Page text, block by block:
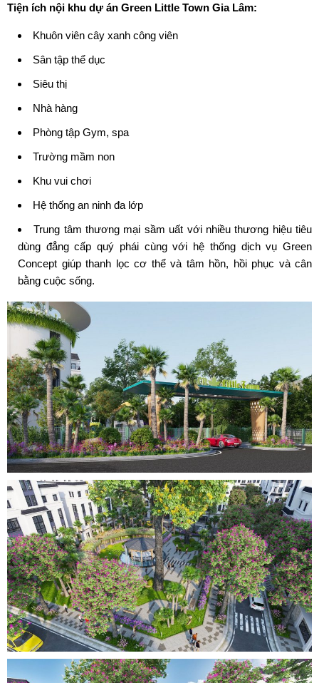
Tiện ích nội khu dự án Green Little Town Gia Lâm:
Khuôn viên cây xanh công viên
Sân tập thể dục
Siêu thị
Nhà hàng
Phòng tập Gym, spa
Trường mầm non
Khu vui chơi
Hệ thống an ninh đa lớp
Trung tâm thương mại sầm uất với nhiều thương hiệu tiêu
dùng đẳng cấp quý phái cùng với hệ thống dịch vụ Green
Concept giúp thanh lọc cơ thể và tâm hồn, hồi phục và cân
bằng cuộc sống.